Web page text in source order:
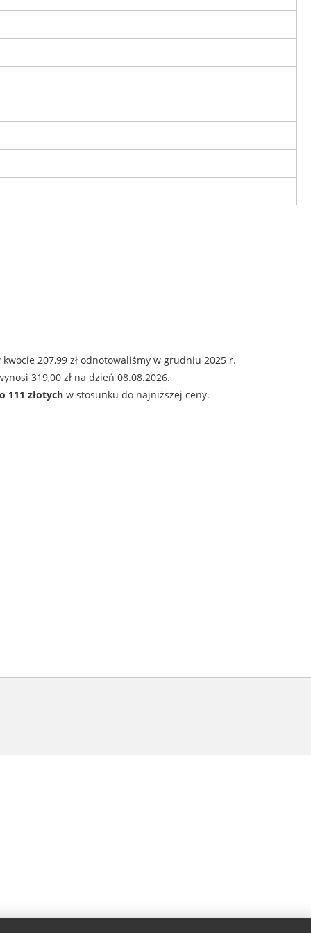
207,99 zł odnotowaliśmy w grudniu 2025 r.
319,00 zł na dzień 08.08.2026.
111 złotych w stosunku do najniższej ceny.